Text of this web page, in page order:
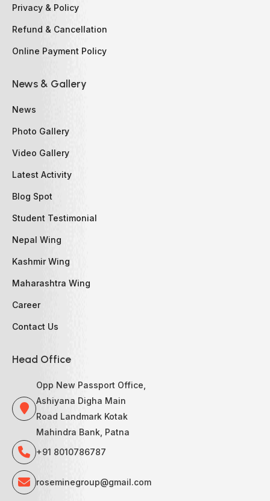
Privacy & Policy
Refund & Cancellation
Online Payment Policy
News & Gallery
News
Photo Gallery
Video Gallery
Latest Activity
Blog Spot
Student Testimonial
Nepal Wing
Kashmir Wing
Maharashtra Wing
Career
Contact Us
Head Office
Opp New Passport Office,
Ashiyana Digha Main
Road Landmark Kotak
Mahindra Bank, Patna
+91 8010786787
roseminegroup@gmail.com